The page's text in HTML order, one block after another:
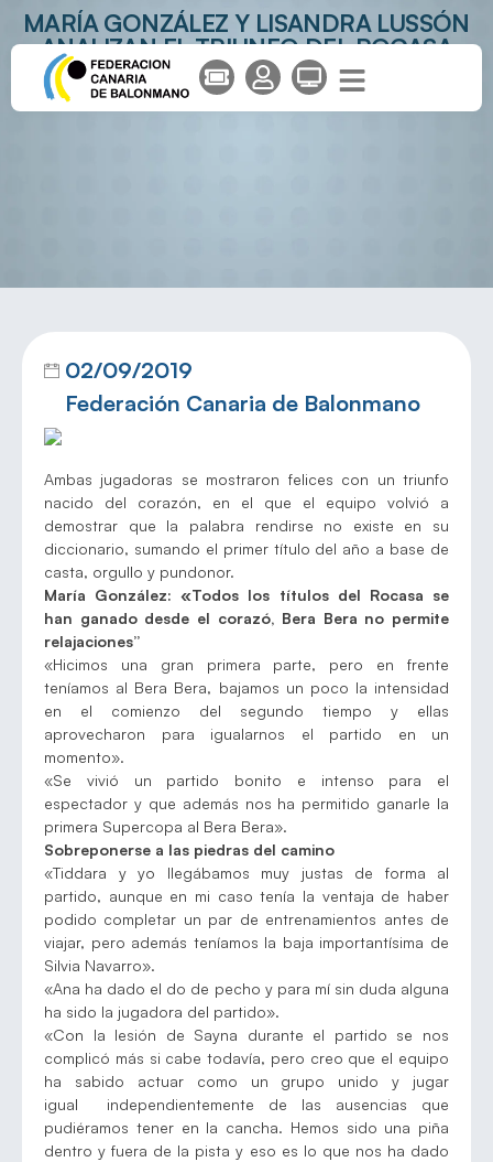
MARÍA GONZÁLEZ Y LISANDRA LUSSÓN
ANALIZAN EL TRIUNFO DEL ROCASA
GRAN CANARIA EN LA SUPERCOPA
02/09/2019
Federación Canaria de Balonmano
Ambas jugadoras se mostraron felices con un triunfo
nacido del corazón, en el que el equipo volvió a
demostrar que la palabra rendirse no existe en su
diccionario, sumando el primer título del año a base de
casta, orgullo y pundonor.
María González: «Todos los títulos del Rocasa se
han ganado desde el corazó, Bera Bera no permite
relajaciones”
«Hicimos una gran primera parte, pero en frente
teníamos al Bera Bera, bajamos un poco la intensidad
en el comienzo del segundo tiempo y ellas
aprovecharon para igualarnos el partido en un
momento».
«Se vivió un partido bonito e intenso para el
espectador y que además nos ha permitido ganarle la
primera Supercopa al Bera Bera».
Sobreponerse a las piedras del camino
«Tiddara y yo llegábamos muy justas de forma al
partido, aunque en mi caso tenía la ventaja de haber
podido completar un par de entrenamientos antes de
viajar, pero además teníamos la baja importantísima de
Silvia Navarro».
«Ana ha dado el do de pecho y para mí sin duda alguna
ha sido la jugadora del partido».
«Con la lesión de Sayna durante el partido se nos
complicó más si cabe todavía, pero creo que el equipo
ha sabido actuar como un grupo unido y jugar
igual independientemente de las ausencias que
pudiéramos tener en la cancha. Hemos sido una piña
dentro y fuera de la pista y eso es lo que nos ha dado